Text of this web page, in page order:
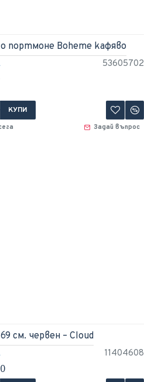
53605702
портмоне Boheme кафяво
КУПИ
Задай въпрос
11404608
см. червен – Cloud